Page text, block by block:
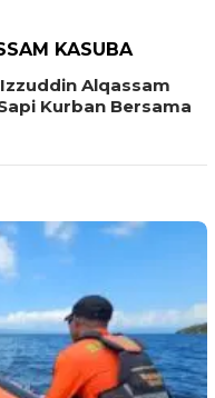
KASUBA
Alqassam
Kurban Bersama